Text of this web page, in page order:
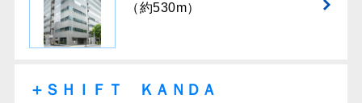
（約530m）
＋ＳＨＩＦＴ ＫＡＮＤＡ